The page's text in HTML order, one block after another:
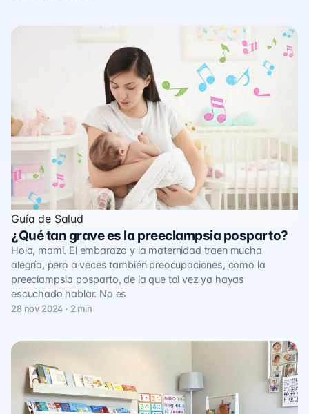
Guía de Salud
¿Qué tan grave es la preeclampsia posparto?
Hola, mami. El embarazo y la maternidad traen mucha
alegría, pero a veces también preocupaciones, como la
preeclampsia posparto, de la que tal vez ya hayas
escuchado hablar. No es
28 nov 2024 · 2 min